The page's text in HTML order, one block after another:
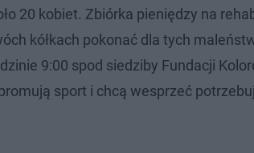
20 kobiet. Zbiórka pieniędzy na
kółkach pokonać dla tych
9:00 spod siedziby Fundacji
sport i chcą wesprzeć